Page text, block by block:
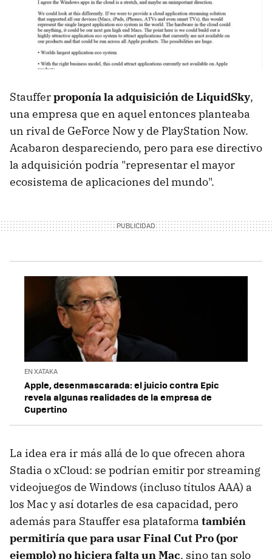
Staufferproponía la adquisición de LiquidSky,
una empresa que en aquel entonces planteaba
un rival de GeForce Now y de PlayStation Now.
Acabaron despareciendo, pero para ese directivo
la adquisición podría "representar el mayor
ecosistema de aplicaciones del mundo".
EN XATAKA
Apple, desenmascarada: el juicio contra Epic
revela algunas realidades de la empresa de
Cupertino
La idea era ir más allá de lo que ofrecen ahora
Stadia o xCloud: se podrían emitir por streaming
videojuegos de Windows (incluso títulos AAA) a
los Mac y así dotarles de esa capacidad, pero
además para Stauffer esa plataforma también
permitiría que para usar Final Cut Pro (por
ejemplo) no hiciera falta un Mac, sino tan solo